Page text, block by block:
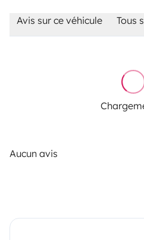
Avis sur ce véhicule Tous
Aucun avis